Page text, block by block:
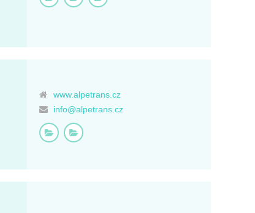
www.alpetrans.cz
info@alpetrans.cz